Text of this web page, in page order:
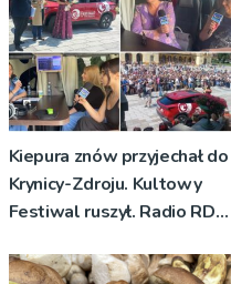
Kiepura znów przyjechał do
Krynicy-Zdroju. Kultowy
Festiwal ruszył. Radio RDN
żywo [ZDJĘCIA]